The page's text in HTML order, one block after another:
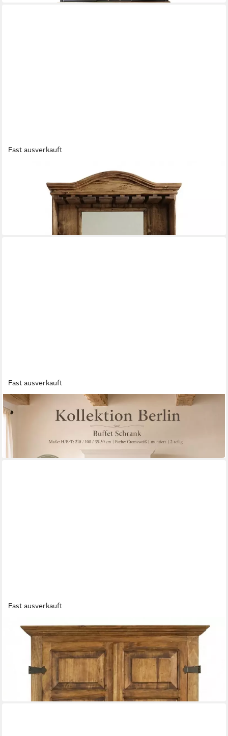
Fast ausverkauft
Barschrank MEXIKO Barschrank mit Spiegel
98 x 193 x 52 cm B/H/T
UVP 1.299,00 €
in 3-4 Werktagen bei dir
Fast ausverkauft
WOHNPALAST
Buffet Buffet Schrank Berlin 100 cm weiß
1.447,25 €
-15%
Fast ausverkauft
WOLF MÖBEL
Kleiderschrank MEXIKO Schrank mit 2 Schubladen/ 2
Einlegeböden
119 x 188 x 57 cm B/H/T
699,00 € UVP
in 3-4 Werktagen bei dir